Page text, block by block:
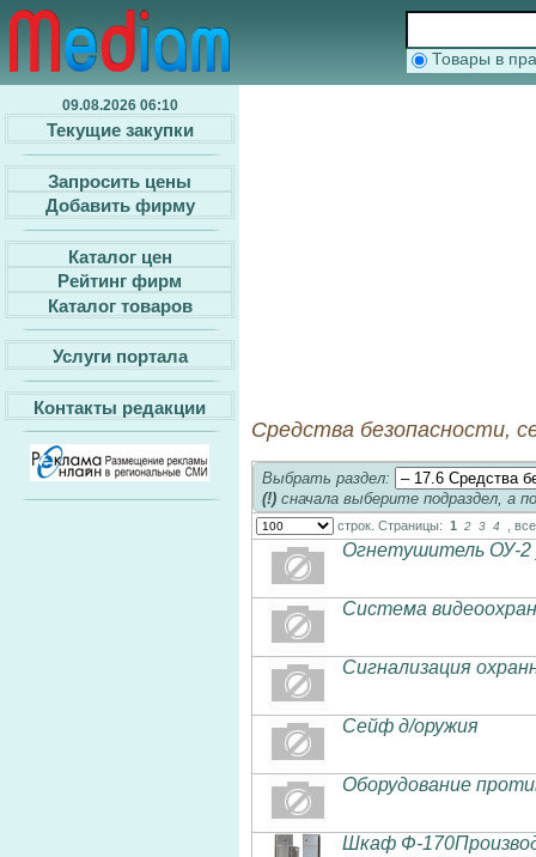
Товары в
09.08.2026 06:10
Текущие закупки
Запросить цены
Добавить фирму
Каталог цен
Рейтинг фирм
Каталог товаров
Услуги портала
Контакты редакции
Средства безопасности,
Выбрать раздел:
(!) сначала выберите подраздел, а
строк. Страницы: 1 2 3 4 ,
Огнетушитель ОУ-2
Система
Сигнализация
Сейф д/оружия
Оборудование
Шкаф Ф-